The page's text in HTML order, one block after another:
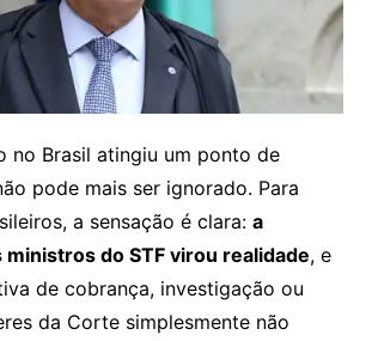
no Brasil atingiu um ponto de
pode mais ser ignorado. Para
a sensação é clara: a
ministros do STF virou realidade, e
de cobrança, investigação ou
da Corte simplesmente não